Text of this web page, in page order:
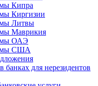
Кипра
Киргизии
Литвы
Маврикия
ОАЭ
США
банках для нерезидентов